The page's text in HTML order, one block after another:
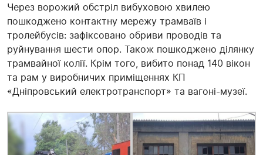
Через ворожий обстріл вибуховою хвилею
пошкоджено контактну мережу трамваїв і
тролейбусів: зафіксовано обриви проводів та
руйнування шести опор. Також пошкоджено ділянку
трамвайної колії. Крім того, вибито понад 140 вікон
та рам у виробничих приміщеннях КП
«Дніпровський електротранспорт» та вагоні-музеї.